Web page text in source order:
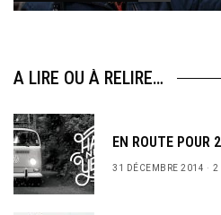
A LIRE OU À RELIRE…
EN ROUTE POUR
31 DÉCEMBRE 2014 2